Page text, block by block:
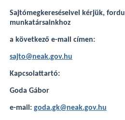
Sajtómegkereséseivel kérjük,
munkatársainkhoz
a következő e-mail címen:
sajto@neak.gov.hu
Kapcsolattartó:
Goda Gábor
e-mail: goda.gk@neak.gov.hu